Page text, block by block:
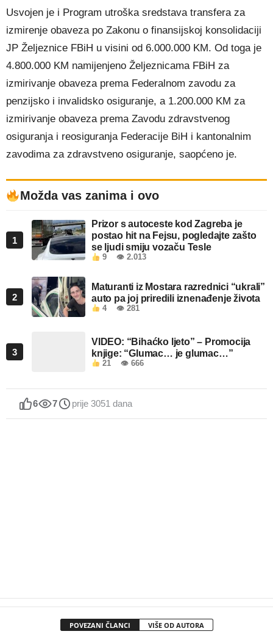
Usvojen je i Program utroška sredstava transfera za
izmirenje obaveza po Zakonu o finansijskoj konsolidaciji
JP Željeznice FBiH u visini od 6.000.000 KM. Od toga je
4.800.000 KM namijenjeno Željeznicama FBiH za
izmirivanje obaveza prema Federalnom zavodu za
penzijsko i invalidsko osiguranje, a 1.200.000 KM za
izmirivanje obaveza prema Zavodu zdravstvenog
osiguranja i reosiguranja Federacije BiH i kantonalnim
zavodima za zdravstveno osiguranje, saopćeno je.
Možda vas zanima i ovo
1
Prizor s autoceste kod Zagreba je
postao hit na Fejsu, pogledajte zašto
se ljudi smiju vozaču Tesle
9 👁 2.013
2
Maturanti iz Mostara razrednici “ukrali”
auto pa joj priredili iznenađenje života
4 👁 281
3
VIDEO: “Bihaćko ljeto” – Promocija
knjige: “Glumac… je glumac…”
21 👁 666
6 7 prije 3051 dana
POVEZANI ČLANCI VIŠE OD AUTORA